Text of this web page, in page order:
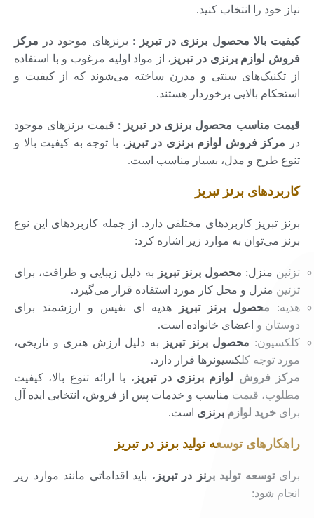
نیاز خود را انتخاب کنید.
کیفیت بالا محصول برنزی در تبریز : برنزهای موجود در مرکز
فروش لوازم برنزی در تبریز ، از مواد اولیه مرغوب و با استفاده
از تکنیک‌های سنتی و مدرن ساخته می‌شوند که از کیفیت و
استحکام بالایی برخوردار هستند.
قیمت مناسب محصول برنزی در تبریز
: قیمت برنزهای موجود
در مرکز فروش لوازم برنزی در تبریز ، با توجه به کیفیت بالا و
تنوع طرح و مدل، بسیار مناسب است.
کاربردهای برنز تبریز
برنز تبریز کاربردهای مختلفی دارد. از جمله کاربردهای این نوع
برنز می‌توان به موارد زیر اشاره کرد:
تزئین منزل: محصول برنز تبریز
به دلیل زیبایی و ظرافت، برای
تزئین منزل و محل کار مورد استفاده قرار می‌گیرد.
هدیه: محصول برنز تبریز
هدیه ای نفیس و ارزشمند برای
دوستان و اعضای خانواده است.
کلکسیون: محصول برنز تبریز
به دلیل ارزش هنری و تاریخی،
مورد توجه کلکسیونرها قرار دارد.
مرکز فروش لوازم برنزی در تبریز ، با ارائه تنوع بالا، کیفیت
مطلوب، قیمت مناسب و خدمات پس از فروش، انتخابی ایده آل
برای خرید لوازم برنزی است.
راهکارهای توسعه تولید برنز در تبریز
برایتوسعه تولید برنز در تبریز ، باید اقداماتی مانند موارد زیر
انجام شود: